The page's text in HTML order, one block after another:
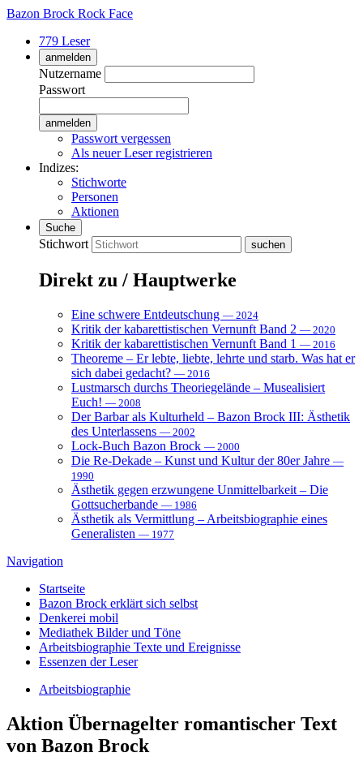
Bazon Brock Rock Face
779 Leser
anmelden
Nutzername
Passwort
Passwort vergessen
Als neuer Leser registrieren
Indizes:
Stichworte
Personen
Aktionen
Suche
Stichwort
Direkt zu / Hauptwerke
Eine schwere Entdeutschung — 2024
Kritik der kabarettistischen Vernunft Band 2 — 2020
Kritik der kabarettistischen Vernunft Band 1 — 2016
Theoreme – Er lebte, liebte, lehrte und starb. Was hat er
sich dabei gedacht? — 2016
Lustmarsch durchs Theoriegelände – Musealisiert
Euch! — 2008
Der Barbar als Kulturheld – Bazon Brock III: Ästhetik
des Unterlassens — 2002
Lock-Buch Bazon Brock — 2000
Die Re-Dekade – Kunst und Kultur der 80er Jahre —
1990
Ästhetik gegen erzwungene Unmittelbarkeit – Die
Gottsucherbande — 1986
Ästhetik als Vermittlung – Arbeitsbiographie eines
Generalisten — 1977
Navigation
Startseite
Bazon Brock erklärt sich selbst
Denkerei mobil
Mediathek Bilder und Töne
Arbeitsbiographie Texte und Ereignisse
Essenzen der Leser
Arbeitsbiographie
Aktion Übernagelter romantischer Text
von Bazon Brock